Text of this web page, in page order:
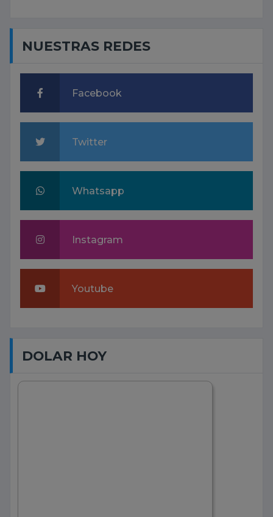
NUESTRAS REDES
Facebook
Twitter
Whatsapp
Instagram
Youtube
DOLAR HOY